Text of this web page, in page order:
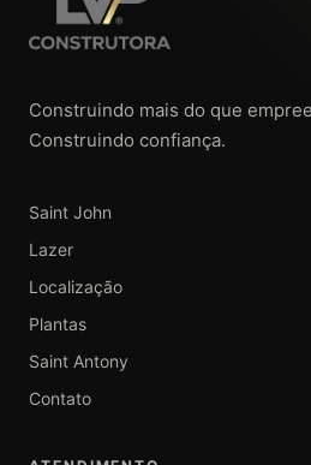
Construindo mais do que
Construindo confiança.
Saint John
Lazer
Localização
Plantas
Saint Antony
Contato